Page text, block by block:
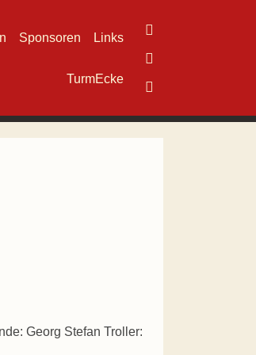
Sponsoren Links
TurmEcke
Georg Stefan Troller: